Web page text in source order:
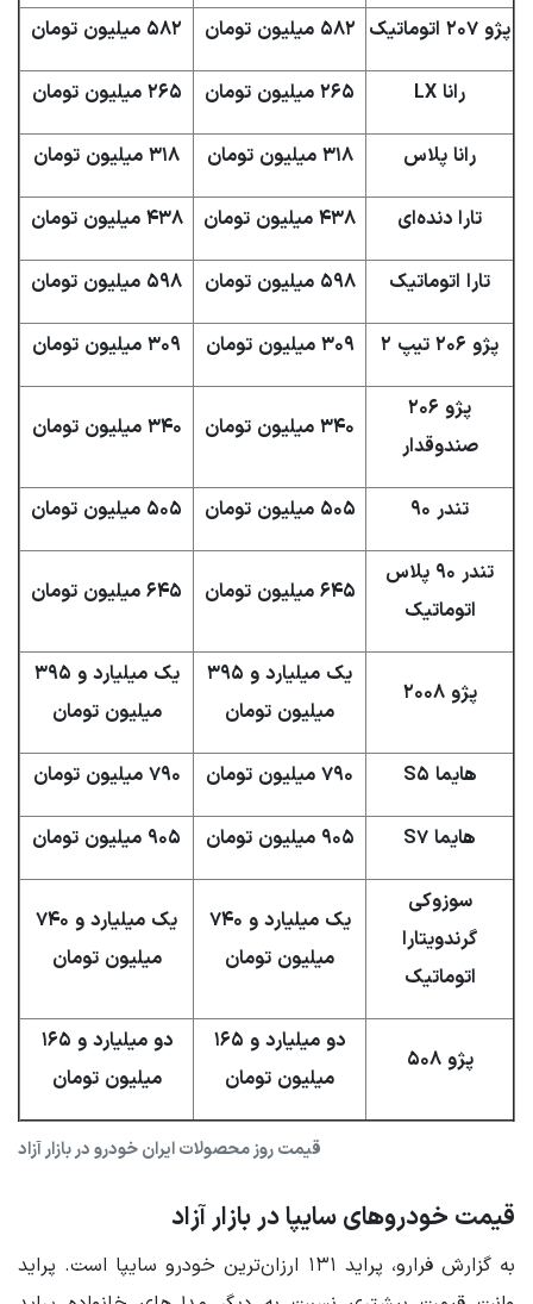
قیمت روز محصولات ایران خودرو در بازار آزاد
پژو ۲۰۷ اتوماتیک ۵۸۲ میلیون تومان ۵۸۲ میلیون تومان
رانا LX ۲۶۵ میلیون تومان ۲۶۵ میلیون تومان
رانا پلاس ۳۱۸ میلیون تومان ۳۱۸ میلیون تومان
تارا دنده‌ای ۴۳۸ میلیون تومان ۴۳۸ میلیون تومان
تارا اتوماتیک ۵۹۸ میلیون تومان ۵۹۸ میلیون تومان
پژو ۲۰۶ تیپ ۲ ۳۰۹ میلیون تومان ۳۰۹ میلیون تومان
پژو ۲۰۶
صندوقدار
۳۴۰ میلیون تومان ۳۴۰ میلیون تومان
تندر ۹۰ ۵۰۵ میلیون تومان ۵۰۵ میلیون تومان
تندر ۹۰ پلاس
اتوماتیک
۶۴۵ میلیون تومان ۶۴۵ میلیون تومان
پژو ۲۰۰۸
یک میلیارد و ۳۹۵
میلیون تومان
یک میلیارد و ۳۹۵
میلیون تومان
هایما S۵ ۷۹۰ میلیون تومان ۷۹۰ میلیون تومان
هایما S۷ ۹۰۵ میلیون تومان ۹۰۵ میلیون تومان
سوزوکی
گرندویتارا
اتوماتیک
یک میلیارد و ۷۴۰
میلیون تومان
یک میلیارد و ۷۴۰
میلیون تومان
پژو ۵۰۸
دو میلیارد و ۱۶۵
میلیون تومان
دو میلیارد و ۱۶۵
میلیون تومان
قیمت خودروهای سایپا در بازار آزاد
به گزارش فرارو، پراید ۱۳۱ ارزان‌ترین خودرو سایپا است. پراید